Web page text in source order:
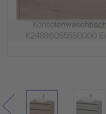
K24896055550000